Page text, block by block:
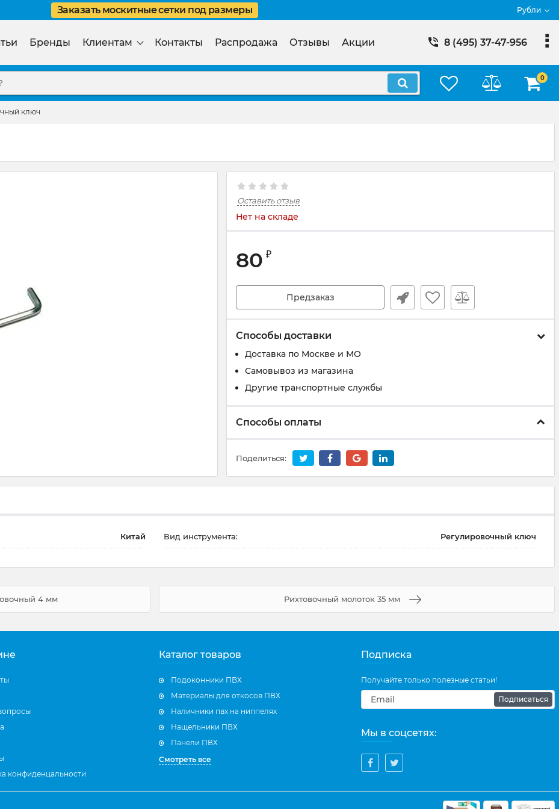
Заказать москитные сетки под размеры Рубли
Бренды Клиентам Контакты Распродажа Отзывы Акции 8 (495) 37-47-956
0
ключ
Оставить отзыв
Нет на складе
80 ₽
Предзаказ
Способы доставки
Доставка по Москве и МО
Самовывоз из магазина
Другие транспортные службы
Способы оплаты
Поделиться:
Китай Вид инструмента: Регулировочный ключ
4 мм Рихтовочный молоток 35 мм
конфиденцальности
Каталог товаров
Подоконники ПВХ
Материалы для откосов ПВХ
Наличники пвх на ниппелях
Нащельники ПВХ
Панели ПВХ
Смотреть все
Подписка
Получайте только полезные статьи!
Подписаться
Мы в соцсетях: